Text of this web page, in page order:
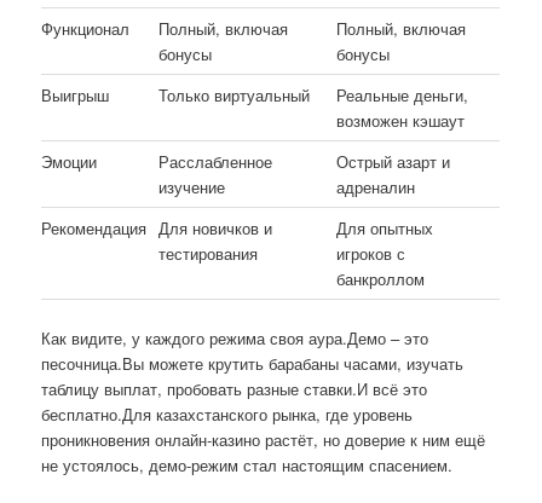
Функционал
Полный, включая
бонусы
Полный, включая
бонусы
Выигрыш
Только виртуальный
Реальные деньги,
возможен кэшаут
Эмоции
Расслабленное
изучение
Острый азарт и
адреналин
Рекомендация Для новичков и
тестирования
Для опытных
игроков с
банкроллом
Как видите, у каждого режима своя аура.Демо – это
песочница.Вы можете крутить барабаны часами, изучать
таблицу выплат, пробовать разные ставки.И всё это
бесплатно.Для казахстанского рынка, где уровень
проникновения онлайн-казино растёт, но доверие к ним ещё
не устоялось, демо-режим стал настоящим спасением.